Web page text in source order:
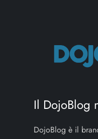
Il DojoBlog
DojoBlog è il